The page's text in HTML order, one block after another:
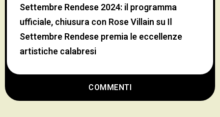
COMMENTI
Settembre Rendese 2024: il programma
ufficiale, chiusura con Rose Villainsu Il
Settembre Rendese premia le eccellenze
artistiche calabresi